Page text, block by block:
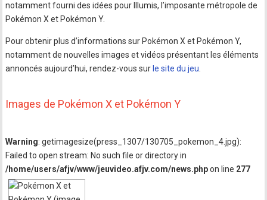
notamment fourni des idées pour Illumis, l’imposante métropole de
Pokémon X et Pokémon Y.
Pour obtenir plus d’informations sur Pokémon X et Pokémon Y,
notamment de nouvelles images et vidéos présentant les éléments
annoncés aujourd’hui, rendez-vous sur le site du jeu
Images de Pokémon X et Pokémon Y
Warning: getimagesize(press_1307/130705_pokemon_4.jpg):
Failed to open stream: No such file or directory in
/home/users/afjv/www/jeuvideo.afjv.com/news.phpon line 277